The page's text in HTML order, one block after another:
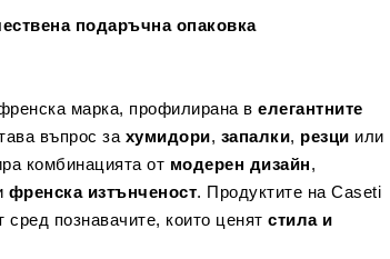
подаръчна опаковка
марка, профилирана велегантните
въпрос за хумидори, запалки, резци или
комбинацията от модерен дизайн,
френска изтънченост. Продуктите на Caseti
сред познавачите, които ценятстила и